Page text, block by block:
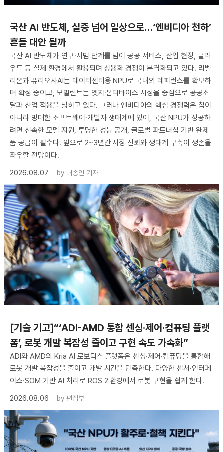
국산 AI 반도체, 실증 넘어 일상으로…‘엔비디아 천하’
흔들 대안 될까
국산 AI 반도체가 연구·시범 단계를 넘어 공공 서비스, 산업 현장, 클라
우드 등 실제 환경에서 활용되며 상용화 경쟁이 본격화되고 있다. 리벨
리온과 퓨리오사AI는 데이터센터용 NPU로 국내외 레퍼런스를 확보하
며 확장 중이고, 모빌린트는 엣지·온디바이스 시장을 중심으로 공공조
달과 산업 적용을 넓히고 있다. 그러나 엔비디아의 핵심 경쟁력은 칩이
아니라 방대한 소프트웨어·개발자 생태계에 있어, 국산 NPU가 성공하
려면 신속한 모델 지원, 투명한 성능 공개, 글로벌 파트너십 기반 완제
품 공급이 필수다. 앞으로 2~3년간 시장 신뢰와 생태계 구축이 생존을
좌우할 전망이다.
2026.08.07
by 배종인 기자
[기술 기고]“‘ADI-AMD 통합 센싱·제어·컴퓨팅 플랫
폼’, 로봇 개발 복잡성 줄이고 구현 속도 가속화”
ADI와 AMD의 Kria AI 로보틱스 플랫폼은 센싱·제어·컴퓨팅을 통합해
로봇 개발 복잡성을 줄이고 개발 시간을 단축한다. 다양한 센서·인터페
이스·SOM 기반 AI 처리로 ROS 2 환경에서 로봇 구현을 쉽게 한다.
2026.08.06
by 편집부